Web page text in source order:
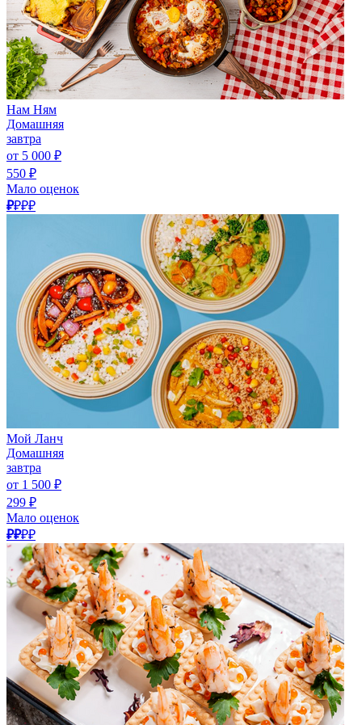
Нам Ням
Домашняя
завтра
от 5 000 ₽
550 ₽
Мало оценок
₽₽₽₽
Мой Ланч
Домашняя
завтра
от 1 500 ₽
299 ₽
Мало оценок
₽₽₽₽